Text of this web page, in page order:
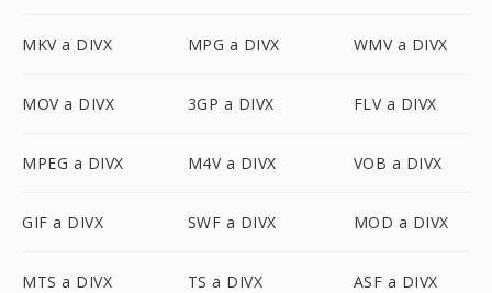
MKV a DIVX MPG a DIVX WMV a DIVX
MOV a DIVX 3GP a DIVX FLV a DIVX
MPEG a DIVX M4V a DIVX VOB a DIVX
GIF a DIVX SWF a DIVX MOD a DIVX
MTS a DIVX TS a DIVX ASF a DIVX